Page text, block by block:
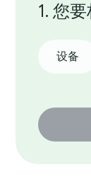
1. 您
设备